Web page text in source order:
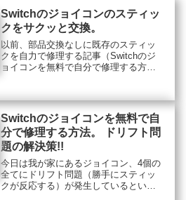
Switchのジョイコンのスティッ
クをサクッと交換。
以前、部品交換なしに既存のスティッ
クを自力で修理する記事（Switchのジ
ョイコンを無料で自分で修理する方
しい部品に交換してサクッと終わらせ
ました。
Switchのジョイコンを無料で自
分で修理する方法。 ドリフト問
題の解決策!!
今日は我が家にあるジョイコン、4個の
全てにドリフト問題（勝手にスティッ
クが反応する）が発生しているという